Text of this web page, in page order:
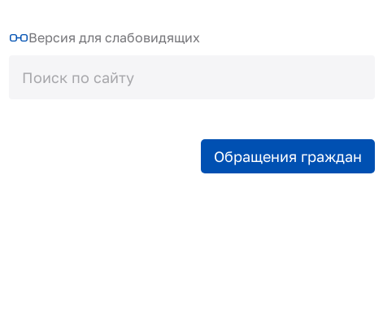
Версия для слабовидящих
Обращения граждан